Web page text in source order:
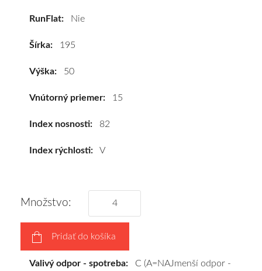
pneumatiky
na
a
pošleme
zadarmo.
RunFlat: Nie
Šírka: 195
Výška: 50
Vnútorný priemer: 15
Index nosnosti: 82
Index rýchlosti: V
Množstvo:
Pridať do košíka
Valivý odpor - spotreba: C (A=NAJmenší odpor -